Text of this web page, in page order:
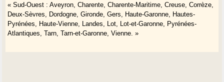
« Sud-Ouest : Aveyron, Charente, Charente-Maritime, Creuse, Corrèze,
Deux-Sèvres, Dordogne, Gironde, Gers, Haute-Garonne, Hautes-
Pyrénées, Haute-Vienne, Landes, Lot, Lot-et-Garonne, Pyrénées-
Atlantiques, Tarn, Tarn-et-Garonne, Vienne. »